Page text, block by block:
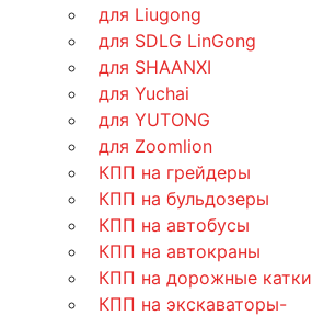
для Liugong
для SDLG LinGong
для SHAANXI
для Yuchai
для YUTONG
для Zoomlion
КПП на грейдеры
КПП на бульдозеры
КПП на автобусы
КПП на автокраны
КПП на дорожные катки
КПП на экскаваторы-